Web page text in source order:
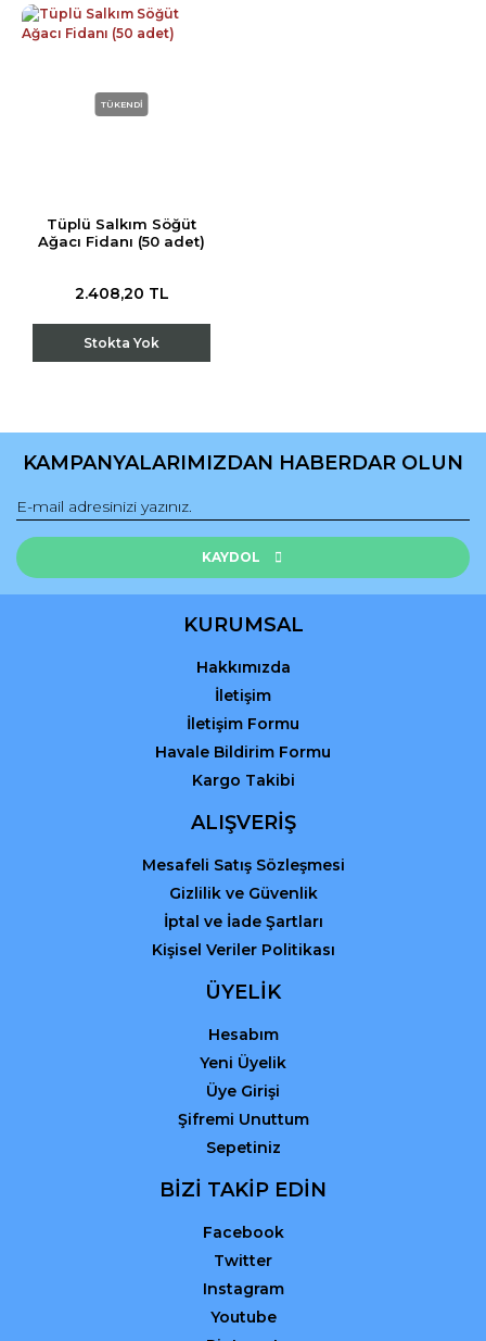
TÜKENDİ
Tüplü Salkım Söğüt
Ağacı Fidanı (50 adet)
2.408,20 TL
Stokta Yok
KAMPANYALARIMIZDAN HABERDAR OLUN
KAYDOL
KURUMSAL
Hakkımızda
İletişim
İletişim Formu
Havale Bildirim Formu
Kargo Takibi
ALIŞVERİŞ
Mesafeli Satış Sözleşmesi
Gizlilik ve Güvenlik
İptal ve İade Şartları
Kişisel Veriler Politikası
ÜYELİK
Hesabım
Yeni Üyelik
Üye Girişi
Şifremi Unuttum
Sepetiniz
BİZİ TAKİP EDİN
Facebook
Twitter
Instagram
Youtube